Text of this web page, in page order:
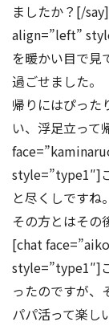
ましたか？[/
align=”left”
を暖かい目で見
過ごせました。
帰りにはぴった
い、浮足立っ
style=”type1″]
と尽くしですね。
その方とはその
[chat
style=”type1″]
ったのですが、
パパ活って楽し